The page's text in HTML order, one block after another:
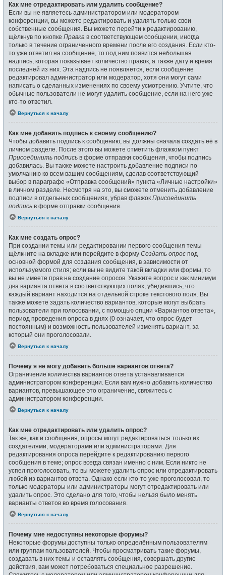
Как мне отредактировать или удалить сообщение?
Если вы не являетесь администратором или модератором
конференции, вы можете редактировать и удалять только свои
собственные сообщения. Вы можете перейти к редактированию,
щёлкнув по кнопке Правка в соответствующем сообщении, иногда
только в течение ограниченного времени после его создания. Если кто-
то уже ответил на сообщение, то под ним появится небольшая
надпись, которая показывает количество правок, а также дату и время
последней из них. Эта надпись не появляется, если сообщение
редактировал администратор или модератор, хотя они могут сами
написать о сделанных изменениях по своему усмотрению. Учтите, что
обычные пользователи не могут удалить сообщение, если на него уже
кто-то ответил.
Вернуться к началу
Как мне добавить подпись к своему сообщению?
Чтобы добавить подпись к сообщению, вы должны сначала создать её в
личном разделе. После этого вы можете отметить флажком пункт
Присоединить подпись в форме отправки сообщения, чтобы подпись
добавилась. Вы также можете настроить добавление подписи по
умолчанию ко всем вашим сообщениям, сделав соответствующий
выбор в параграфе «Отправка сообщений» пункта «Личные настройки»
в личном разделе. Несмотря на это, вы сможете отменить добавление
подписи в отдельных сообщениях, убрав флажок Присоединить
подпись в форме отправки сообщения.
Вернуться к началу
Как мне создать опрос?
При создании темы или редактировании первого сообщения темы
щёлкните на вкладке или перейдите в форму Создать опрос под
основной формой для создания сообщения, в зависимости от
используемого стиля; если вы не видите такой вкладки или формы, то
вы не имеете прав на создание опросов. Укажите вопрос и как минимум
два варианта ответа в соответствующих полях, убедившись, что
каждый вариант находится на отдельной строке текстового поля. Вы
также можете задать количество вариантов, которые могут выбрать
пользователи при голосовании, с помощью опции «Вариантов ответа»,
период проведения опроса в днях (0 означает, что опрос будет
постоянным) и возможность пользователей изменять вариант, за
который они проголосовали.
Вернуться к началу
Почему я не могу добавить больше вариантов ответа?
Ограничение количества вариантов ответа устанавливается
администратором конференции. Если вам нужно добавить количество
вариантов, превышающее это ограничение, свяжитесь с
администратором конференции.
Вернуться к началу
Как мне отредактировать или удалить опрос?
Так же, как и сообщения, опросы могут редактироваться только их
создателями, модераторами или администраторами. Для
редактирования опроса перейдите к редактированию первого
сообщения в теме; опрос всегда связан именно с ним. Если никто не
успел проголосовать, то вы можете удалить опрос или отредактировать
любой из вариантов ответа. Однако если кто-то уже проголосовал, то
только модераторы или администраторы могут отредактировать или
удалить опрос. Это сделано для того, чтобы нельзя было менять
варианты ответов во время голосования.
Вернуться к началу
Почему мне недоступны некоторые форумы?
Некоторые форумы доступны только определённым пользователям
или группам пользователей. Чтобы просматривать такие форумы,
создавать в них темы и оставлять сообщения, совершать другие
действия, вам может потребоваться специальное разрешение.